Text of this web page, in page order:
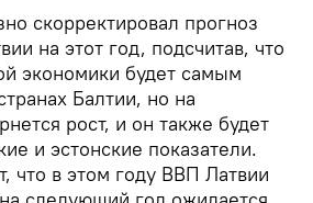
скорректировал прогноз
на этот год, подсчитав, что
экономики будет самым
Балтии, но на
рост, и он также будет
и эстонские показатели.
что в этом году ВВП Латвии